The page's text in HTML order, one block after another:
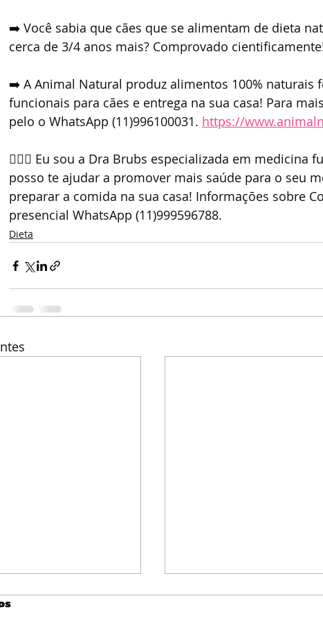
➡️ Você sabia que cães que se alimentam de dieta
cerca de 3/4 anos mais? Comprovado
➡️ A Animal Natural produz alimentos 100% naturais
funcionais para cães e entrega na sua casa! Para
pelo o WhatsApp (11)996100031. https://
👩🏼‍⚕️ Eu sou a Dra Brubs especializada em medicina
posso te ajudar a promover mais saúde para o seu
preparar a comida na sua casa! Informações sobre
presencial WhatsApp (11)999596788.
Dieta